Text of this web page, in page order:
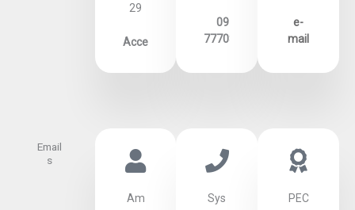
29
Accettazione
091
7770875
e-
mail
Email
s
Am
Sys
PEC